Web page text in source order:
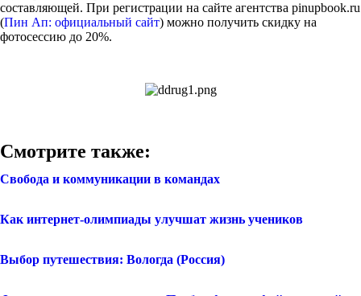
составляющей. При регистрации на сайте агентства pinupbook.ru
(Пин Ап: официальный сайт) можно получить скидку на
фотосессию до 20%.
Смотрите также:
Свобода и коммуникации в командах
Как интернет-олимпиады улучшат жизнь учеников
Выбор путешествия: Вологда (Россия)